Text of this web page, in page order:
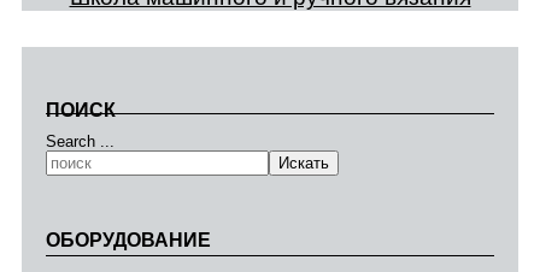
ПОИСК
Search ...
Искать
ОБОРУДОВАНИЕ